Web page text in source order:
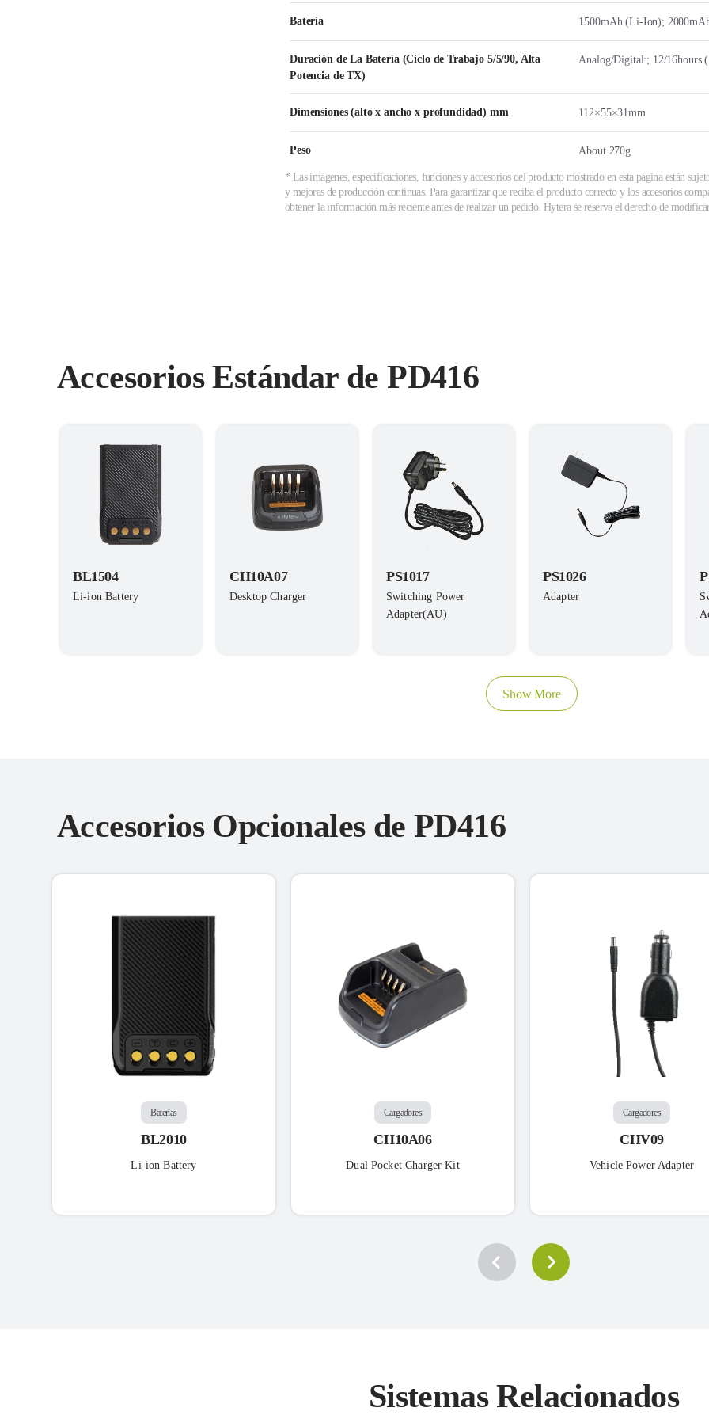
Batería 1500mAh (Li-Ion);
Duración de La Batería (Ciclo de Trabajo 5/5/90, Alta
Potencia de TX)
Analog/Digital:; 12/16hours
Dimensiones (alto x ancho x profundidad) mm 112×55×31mm
Peso About 270g
* Las imágenes, especificaciones, funciones y accesorios del producto mostrado en esta página están
y mejoras de producción continuas. Para garantizar que reciba el producto correcto y los accesorios
obtener la información más reciente antes de realizar un pedido. Hytera se reserva el derecho de
Accesorios Estándar de PD416
BL1504
Li-ion Battery
CH10A07
Desktop Charger
PS1017
Switching Power
Adapter(AU)
PS1026
Adapter
Show More
Accesorios Opcionales de PD416
Baterías
BL2010
Li-ion Battery
Cargadores
CH10A06
Dual Pocket Charger Kit
Cargadores
CHV09
Vehicle Power Adapter
Sistemas Relacionados